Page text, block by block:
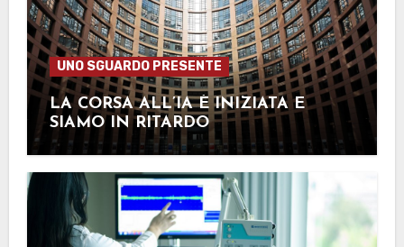
UNO SGUARDO PRESENTE
LA CORSA ALL’IA È INIZIATA E
SIAMO IN RITARDO